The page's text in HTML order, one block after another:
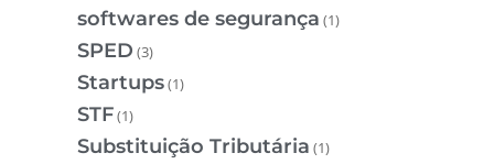
softwares de segurança (1)
SPED (3)
Startups(1)
STF(1)
Substituição Tributária (1)